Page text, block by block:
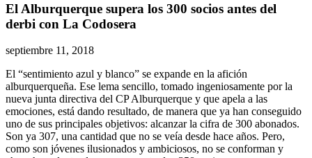
El Alburquerque supera los 300 socios antes del
derbi con La Codosera
septiembre 11, 2018
El “sentimiento azul y blanco” se expande en la afición
alburquerqueña. Ese lema sencillo, tomado ingeniosamente por la
nueva junta directiva del CP Alburquerque y que apela a las
emociones, está dando resultado, de manera que ya han conseguido
uno de sus principales objetivos: alcanzar la cifra de 300 abonados.
Son ya 307, una cantidad que no se veía desde hace años. Pero,
como son jóvenes ilusionados y ambiciosos, no se conforman y